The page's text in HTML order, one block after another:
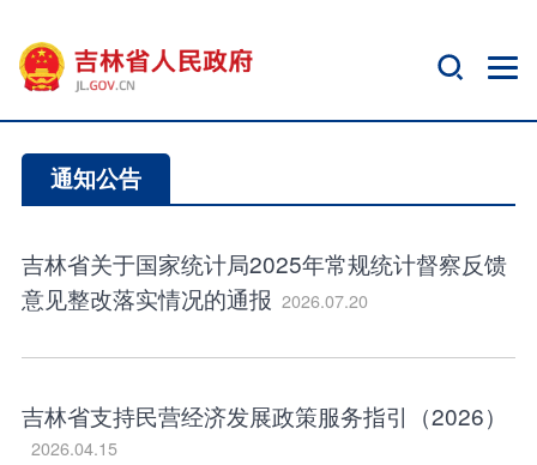
通知公告
吉林省关于国家统计局2025年常规统计督察反馈
意见整改落实情况的通报 2026.07.20
吉林省支持民营经济发展政策服务指引（2026）
2026.04.15